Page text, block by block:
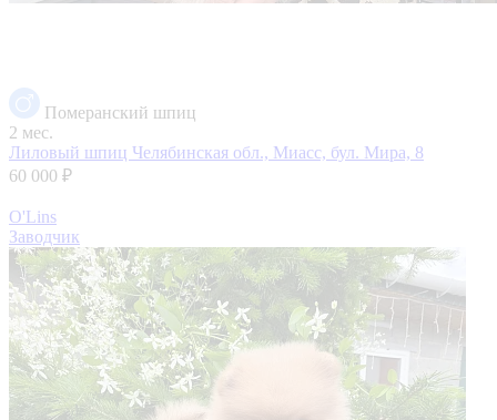
Померанский шпиц
2 мес.
Лиловый шпиц Челябинская обл., Миасс, бул. Мира, 8
60 000 ₽
O'Lins
Заводчик